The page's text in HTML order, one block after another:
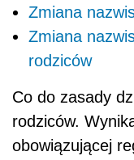
Zmiana
Zmiana
rodziców
Co do zasady
rodziców.
obowiązującej